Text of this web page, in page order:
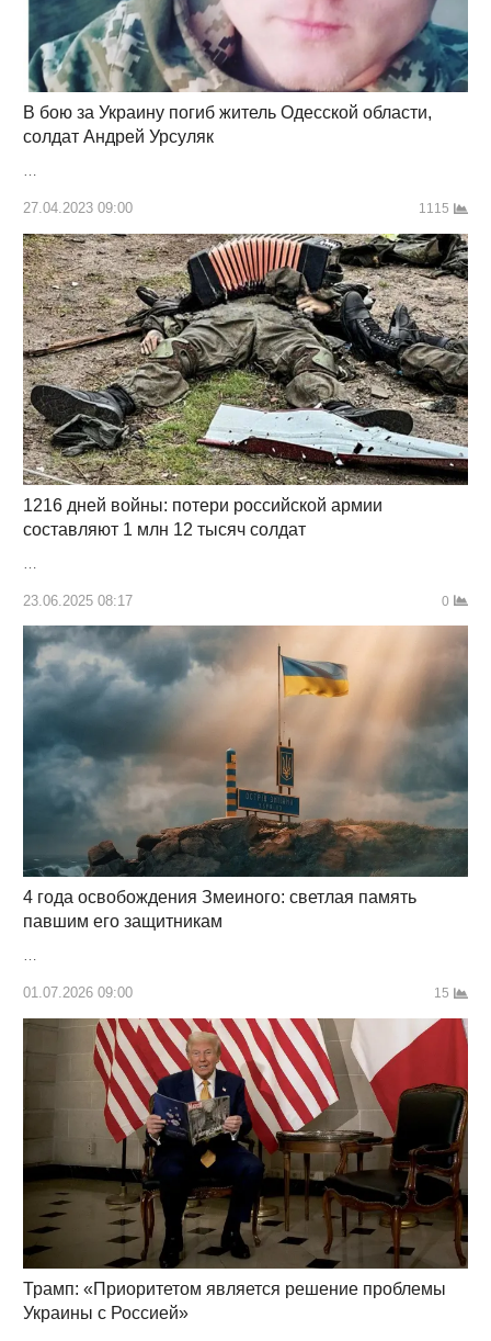
В бою за Украину погиб житель Одесской области,
солдат Андрей Урсуляк
…
27.04.2023 09:00 1115
1216 дней войны: потери российской армии
составляют 1 млн 12 тысяч солдат
23.06.2025 08:17 0
4 года освобождения Змеиного: светлая память
павшим его защитникам
01.07.2026 09:00 15
Трамп: «Приоритетом является решение проблемы
Украины с Россией»